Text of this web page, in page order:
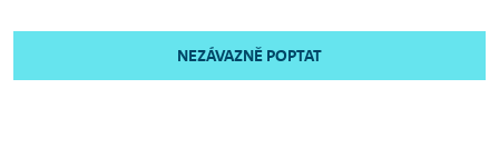
NEZÁVAZNĚ POPTAT